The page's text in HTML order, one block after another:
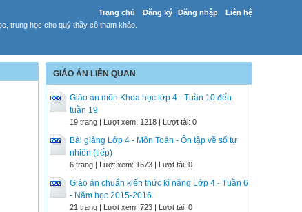
Trang chủ Đăng ký Đăng nhập Liên hệ
trung học cho quý thầy cô tham khảo.
GIÁO ÁN LIÊN QUAN
Giáo án môn Khoa học lớp 4 - Tuần 10 đến
tuần 19
19 trang | Lượt xem: 1218 | Lượt tải: 0
Bài giảng Lớp 4 - Môn Toán - Ôn tập về số tự
nhiên (tiếp)
6 trang | Lượt xem: 1673 | Lượt tải: 0
Giáo án chuẩn kiến thức kĩ năng Lớp 4 - Tuần 6
- Năm học 2015-2016
21 trang | Lượt xem: 723 | Lượt tải: 0